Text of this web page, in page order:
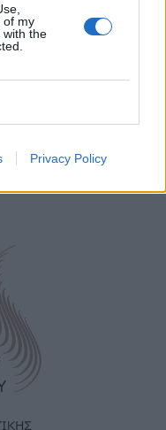
of my
with the
Privacy Policy